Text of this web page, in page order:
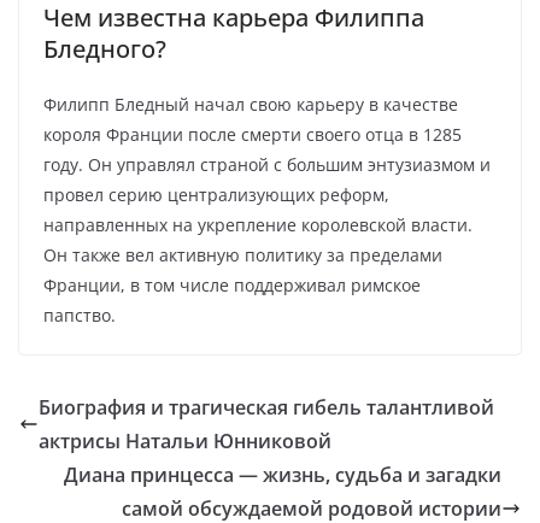
Чем известна карьера Филиппа
Бледного?
Филипп Бледный начал свою карьеру в качестве
короля Франции после смерти своего отца в 1285
году. Он управлял страной с большим энтузиазмом и
провел серию централизующих реформ,
направленных на укрепление королевской власти.
Он также вел активную политику за пределами
Франции, в том числе поддерживал римское
папство.
Биография и трагическая гибель талантливой
актрисы Натальи Юнниковой
Диана принцесса — жизнь, судьба и загадки
самой обсуждаемой родовой истории